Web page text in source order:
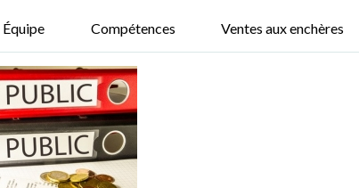
Équipe Compétences Ventes aux enchères